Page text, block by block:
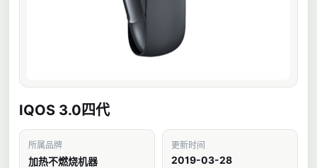
IQOS 3.0四代
所属品牌
加热不燃烧机器
更新时间
2019-03-28